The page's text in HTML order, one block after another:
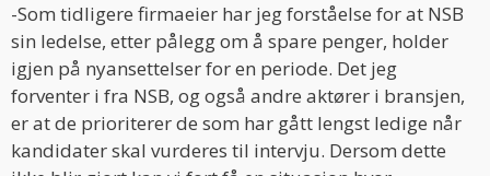
-Som tidligere firmaeier har jeg forståelse for at NSB
sin ledelse, etter pålegg om å spare penger, holder
igjen på nyansettelser for en periode. Det jeg
forventer i fra NSB, og også andre aktører i bransjen,
er at de prioriterer de som har gått lengst ledige når
kandidater skal vurderes til intervju. Dersom dette